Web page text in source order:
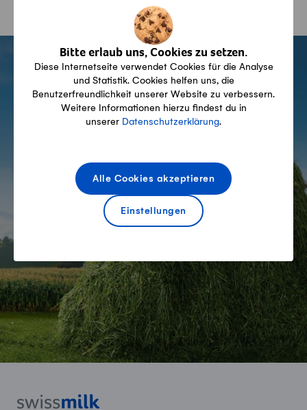
Bitte erlaub uns, Cookies zu setzen.
Diese Internetseite verwendet Cookies für die Analyse
und Statistik. Cookies helfen uns, die
Benutzerfreundlichkeit unserer Website zu verbessern.
Weitere Informationen hierzu findest du in
unserer Datenschutzerklärung.
Einstellungen
Alle Cookies akzeptieren
Swissmilk
unsere Kühe, unsere
Milchprodukte